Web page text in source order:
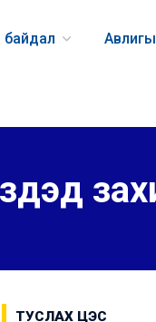
байдал
ТУСЛАХ ЦЭС